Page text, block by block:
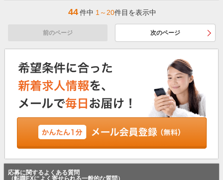
44件中 1～20件目を表示中
前のページ 次のページ
応募に関するよくある質問
（転職EXによく寄せられる一般的な質問）